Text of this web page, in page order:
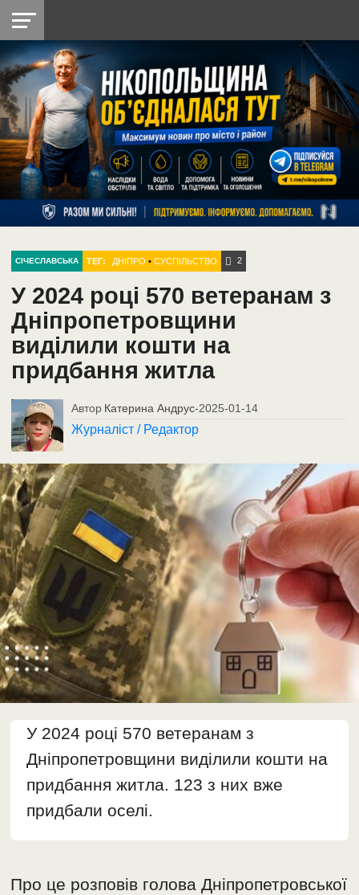
НІКОПОЛЬ
РАЙОН
СІЧЕСЛАВСЬКА
УКРАЇНА
РЕТРО
НІКОПОЛЬ
ЛАЙТ
УКРАЇНА
ДОПОМОГА
РАДІО
СІЧЕСЛАВСЬКА ТЕГ: ДНІПРО •СУСПІЛЬСТВО 2
У 2024 році 570 ветеранам з
Дніпропетровщини
виділили кошти на
придбання житла
Автор Катерина Андрус-2025-01-14
Журналіст / Редактор
У 2024 році 570 ветеранам з
Дніпропетровщини виділили кошти на
придбання житла. 123 з них вже
придбали оселі.
Про це розповів голова Дніпропетровської